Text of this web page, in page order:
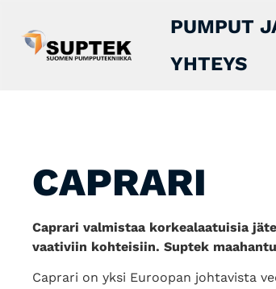
PUMPUT
YHTEYS
CAPRARI
Caprari valmistaa korkealaatuisia
vaativiin kohteisiin. Suptek
Caprari on yksi Euroopan johtavista